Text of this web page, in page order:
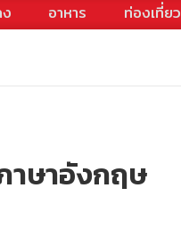
อาหาร ท่องเที่ยว
าษาอังกฤษ